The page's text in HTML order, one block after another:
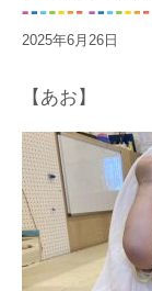
2025年6月26日
【あお】